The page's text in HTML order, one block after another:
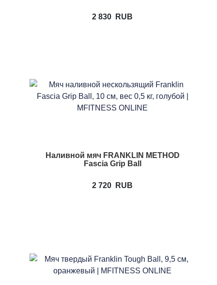
2 830 RUB
Наливной мяч FRANKLIN METHOD
Fascia Grip Ball
2 720 RUB